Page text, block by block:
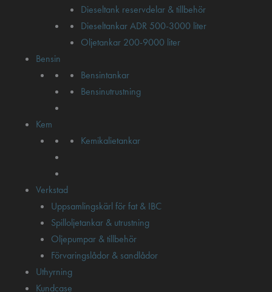
Dieseltank reservdelar & tillbehör
Dieseltankar ADR 500-3000 liter
Oljetankar 200-9000 liter
Bensin
Bensintankar
Bensinutrustning
Kem
Kemikalietankar
Verkstad
Uppsamlingskärl för fat & IBC
Spilloljetankar & utrustning
Oljepumpar & tillbehör
Förvaringslådor & sandlådor
Uthyrning
Kundcase